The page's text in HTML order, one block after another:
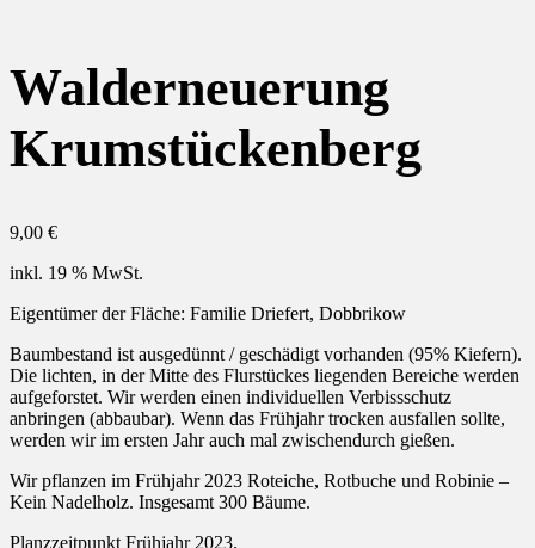
Walderneuerung
Krumstückenberg
9,00 €
inkl. 19 % MwSt.
Eigentümer der Fläche: Familie Driefert, Dobbrikow
Baumbestand ist ausgedünnt / geschädigt vorhanden (95% Kiefern).
Die lichten, in der Mitte des Flurstückes liegenden Bereiche werden
aufgeforstet. Wir werden einen individuellen Verbissschutz
anbringen (abbaubar). Wenn das Frühjahr trocken ausfallen sollte,
werden wir im ersten Jahr auch mal zwischendurch gießen.
Wir pflanzen im Frühjahr 2023 Roteiche, Rotbuche und Robinie –
Kein Nadelholz. Insgesamt 300 Bäume.
Planzzeitpunkt Frühjahr 2023.